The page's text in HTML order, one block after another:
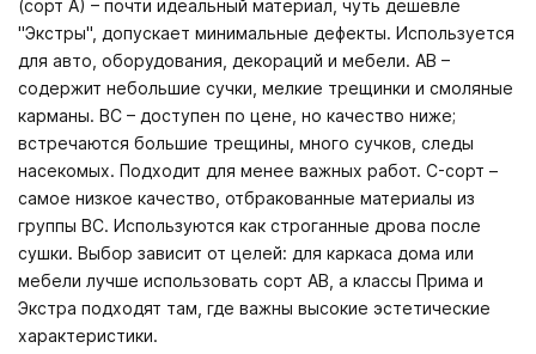
(сорт А) – почти идеальный материал, чуть дешевле
"Экстры", допускает минимальные дефекты. Используется
для авто, оборудования, декораций и мебели. AB –
содержит небольшие сучки, мелкие трещинки и смоляные
карманы. BC – доступен по цене, но качество ниже;
встречаются большие трещины, много сучков, следы
насекомых. Подходит для менее важных работ. C-сорт –
самое низкое качество, отбракованные материалы из
группы BC. Используются как строганные дрова после
сушки. Выбор зависит от целей: для каркаса дома или
мебели лучше использовать сорт AB, а классы Прима и
Экстра подходят там, где важны высокие эстетические
характеристики.